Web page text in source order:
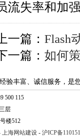
流失率和加
上一篇： Flash
一篇： 如何
验丰富、诚信服务，是
500 115
层
楼512
上海网站建设 - 沪ICP备